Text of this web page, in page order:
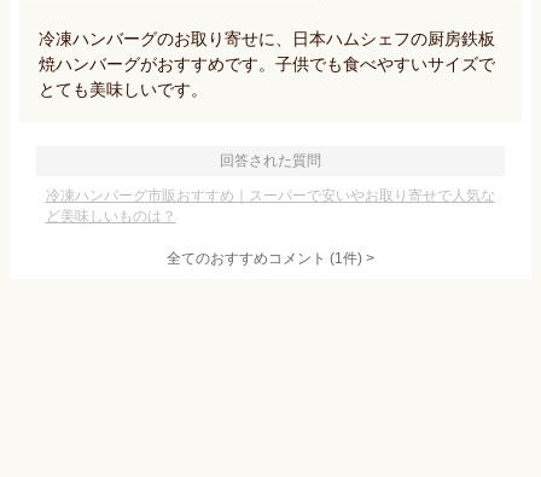
冷凍ハンバーグのお取り寄せに、日本ハムシェフの厨房鉄板
焼ハンバーグがおすすめです。子供でも食べやすいサイズで
とても美味しいです。
回答された質問
冷凍ハンバーグ市販おすすめ｜スーパーで安いやお取り寄せで人気な
ど美味しいものは？
全てのおすすめコメント (1件) >